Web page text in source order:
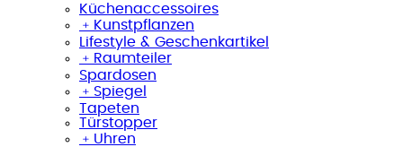
Küchenaccessoires
﹢ Kunstpflanzen
Lifestyle & Geschenkartikel
﹢ Raumteiler
Spardosen
﹢ Spiegel
Tapeten
Türstopper
﹢ Uhren